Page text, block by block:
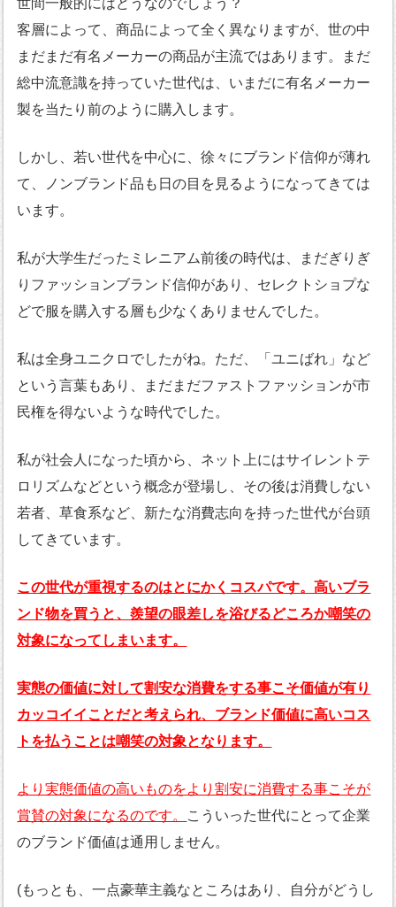
客層によって、商品によって全く異なりますが、世の中
まだまだ有名メーカーの商品が主流ではあります。まだ
総中流意識を持っていた世代は、いまだに有名メーカー
製を当たり前のように購入します。
しかし、若い世代を中心に、徐々にブランド信仰が薄れ
て、ノンブランド品も日の目を見るようになってきては
います。
私が大学生だったミレニアム前後の時代は、まだぎりぎ
りファッションブランド信仰があり、セレクトショプな
どで服を購入する層も少なくありませんでした。
私は全身ユニクロでしたがね。ただ、「ユニばれ」など
という言葉もあり、まだまだファストファッションが市
民権を得ないような時代でした。
私が社会人になった頃から、ネット上にはサイレントテ
ロリズムなどという概念が登場し、その後は消費しない
若者、草食系など、新たな消費志向を持った世代が台頭
してきています。
この世代が重視するのはとにかくコスパです。高いブラ
ンド物を買うと、羨望の眼差しを浴びるどころか嘲笑の
対象になってしまいます。
実態の価値に対して割安な消費をする事こそ価値が有り
カッコイイことだと考えられ、ブランド価値に高いコス
トを払うことは嘲笑の対象となります。
より実態価値の高いものをより割安に消費する事こそが
賞賛の対象になるのです。 こういった世代にとって企業
のブランド価値は通用しません。
(もっとも、一点豪華主義なところはあり、自分がどうし